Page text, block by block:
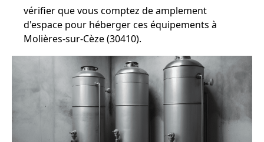
vérifier que vous comptez de amplement
d'espace pour héberger ces équipements à
Molières-sur-Cèze (30410).